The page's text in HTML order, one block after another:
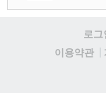
로그
이용약관